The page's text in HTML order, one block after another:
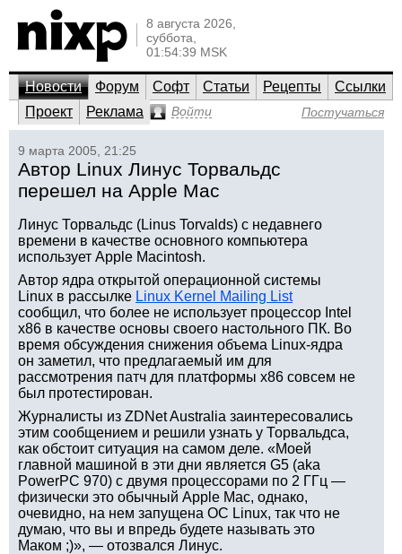
8 августа 2026,
суббота,
01:54:39 MSK
Новости Форум Софт Статьи Рецепты
Ссылки
Проект
Реклама Войти Постучаться
9 марта 2005, 21:25
Автор Linux Линус Торвальдс
перешел на Apple Mac
Линус Торвальдс (Linus Torvalds) с недавнего
времени в качестве основного компьютера
использует Apple Macintosh.
Автор ядра открытой операционной системы
Linux в рассылке Linux Kernel Mailing List
сообщил, что более не использует процессор Intel
x86 в качестве основы своего настольного ПК. Во
время обсуждения снижения объема Linux-ядра
он заметил, что предлагаемый им для
рассмотрения патч для платформы x86 совсем не
был протестирован.
Журналисты из ZDNet Australia заинтересовались
этим сообщением и решили узнать у Торвальдса,
как обстоит ситуация на самом деле. «Моей
главной машиной в эти дни является G5 (aka
PowerPC 970) с двумя процессорами по 2 ГГц —
физически это обычный Apple Mac, однако,
очевидно, на нем запущена ОС Linux, так что не
думаю, что вы и впредь будете называть это
Маком ;)», — отозвался Линус.